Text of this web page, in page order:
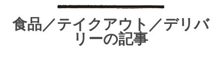
食品／テイクアウト／デリバ
リーの記事